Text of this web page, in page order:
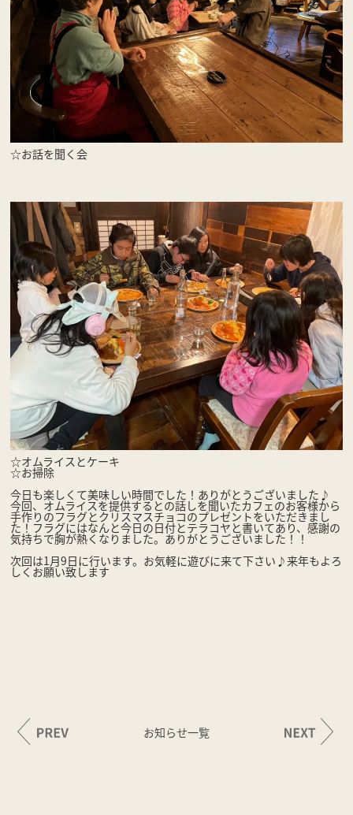
☆お話を聞く会
☆オムライスとケーキ
☆お掃除
今日も楽しくて美味しい時間でした！ありがとうございました♪
今回、オムライスを提供するとの話しを聞いたカフェのお客様から
手作りのフラグとクリスマスチョコのプレゼントをいただきまし
た！フラグにはなんと今日の日付とテラコヤと書いてあり、感謝の
気持ちで胸が熱くなりました。ありがとうございました！！
次回は1月9日に行います。お気軽に遊びに来て下さい♪来年もよろ
しくお願い致します
お知らせ一覧